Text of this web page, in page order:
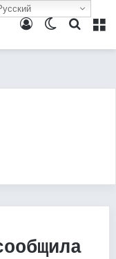
Поиск
Switch
Войти